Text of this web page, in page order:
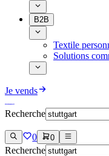
B2B
Textile
Solutions
Je vends
Recherche
0 0
Recherche